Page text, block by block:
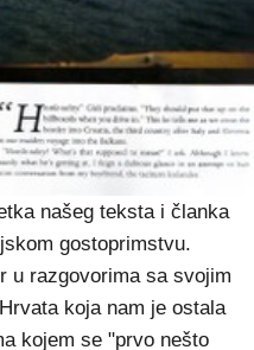
našeg teksta i članka
gostoprimstvu.
u razgovorima sa svojim
koja nam je ostala
kojem se "prvo nešto